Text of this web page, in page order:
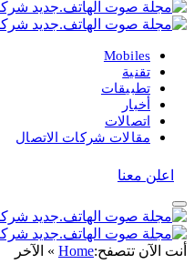
Mobiles
تقنية
تطبيقات
أخبار
اتصالات
مقالات شركات الاتصال
اعلن معنا
أنت الآن تتصفح:Home
» الآخر